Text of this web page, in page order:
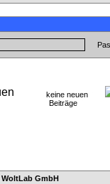
keine neuen
Beiträge
WoltLab GmbH